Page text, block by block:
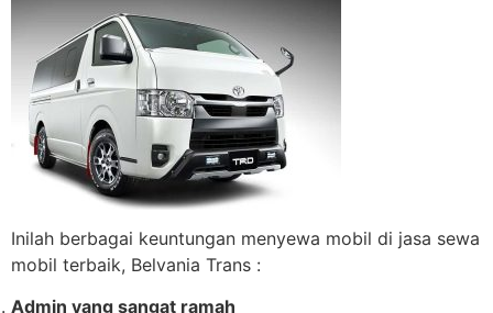
Inilah berbagai keuntungan menyewa mobil di jasa sewa
mobil terbaik, Belvania Trans :
Admin yang sangat ramah